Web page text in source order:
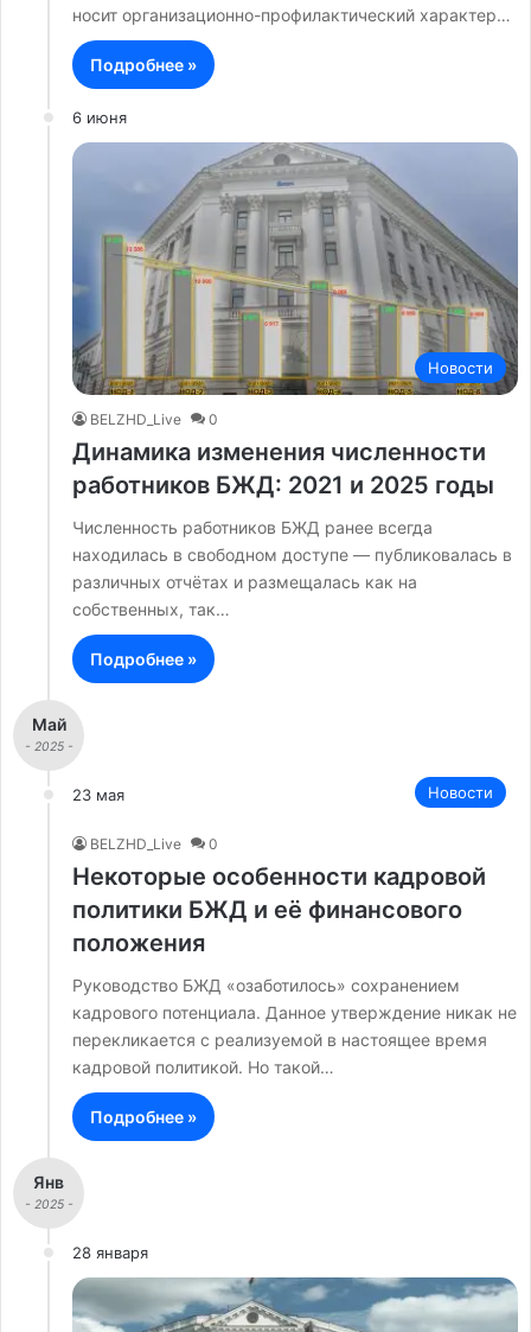
носит организационно-профилактический характер…
Подробнее »
6 июня
Новости
BELZHD_Live 0
Динамика изменения численности
работников БЖД: 2021 и 2025 годы
Численность работников БЖД ранее всегда
находилась в свободном доступе — публиковалась в
различных отчётах и размещалась как на
собственных, так…
Подробнее »
Май
- 2025 -
23 мая Новости
BELZHD_Live 0
Некоторые особенности кадровой
политики БЖД и её финансового
положения
Руководство БЖД «озаботилось» сохранением
кадрового потенциала. Данное утверждение никак не
перекликается с реализуемой в настоящее время
кадровой политикой. Но такой…
Подробнее »
Янв
- 2025 -
28 января